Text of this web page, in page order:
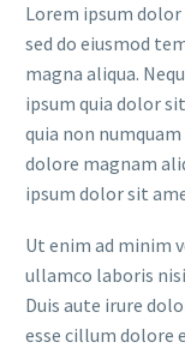
Lorem ipsum
sed do eiusmod
magna aliqua.
ipsum quia dolor
quia non
dolore magnam
ipsum dolor sit
Ut enim ad minim
ullamco laboris
Duis aute irure
esse cillum dolore